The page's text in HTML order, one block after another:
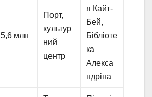
5,6 млн
Порт,
культур
ний
центр
я Кайт-
Бей,
Бібліоте
ка
Алекса
ндріна